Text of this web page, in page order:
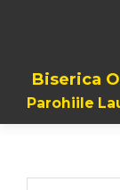
Biserica
Parohiile